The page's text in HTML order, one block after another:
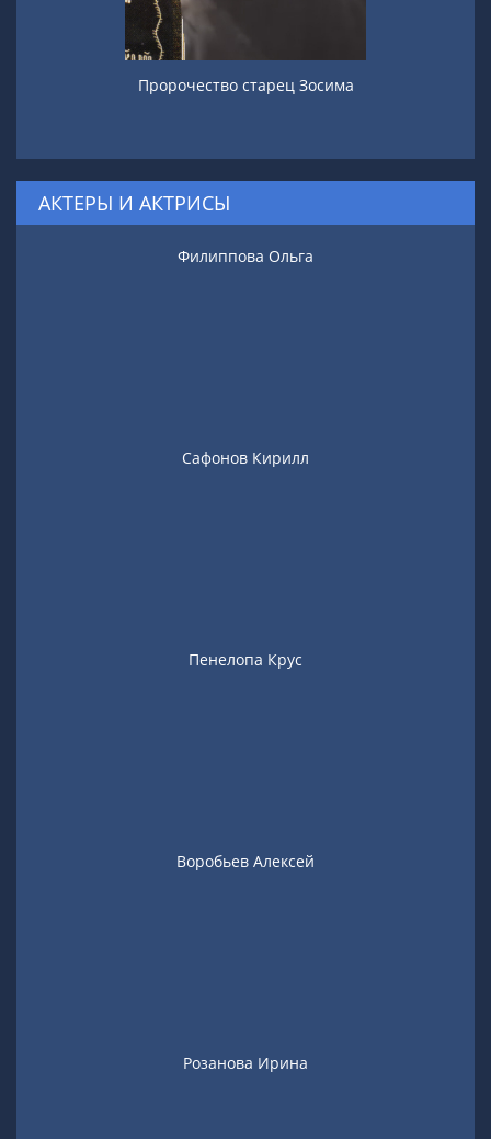
Пророчество старец Зосима
АКТЕРЫ И АКТРИСЫ
Филиппова Ольга
Сафонов Кирилл
Пенелопа Крус
Воробьев Алексей
Розанова Ирина